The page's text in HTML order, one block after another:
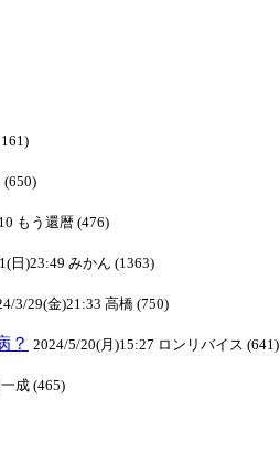
(650)
もう還暦 (476)
日)23:49 みかん (1363)
3/29(金)21:33 高橋 (750)
？ 2024/5/20(月)15:27 ロンリバイス (641)
成 (465)